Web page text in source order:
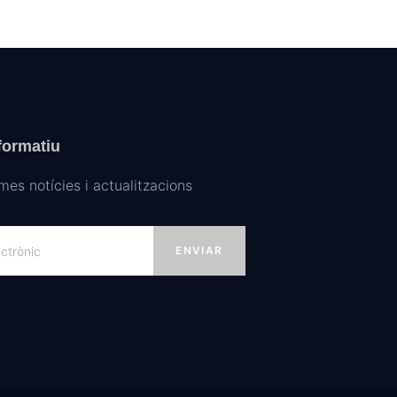
notícies i actualitzacions
ENVIAR